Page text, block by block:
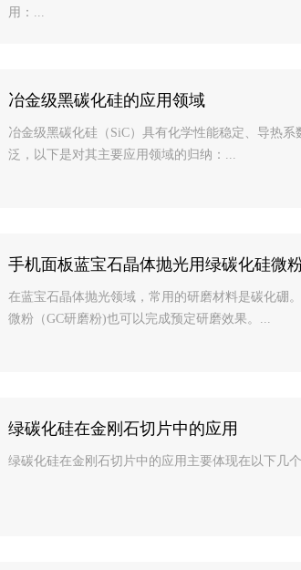
用：...
冶金级黑碳化硅的应用领域
冶金级黑碳化硅（SiC）具有化学性能稳定、导热
泛，以下是对其主要应用领域的归纳：...
手机面板蓝宝石晶体抛光用绿碳化硅微
在蓝宝石晶体抛光领域，常用的研磨材料是碳化硼
微粉（GC研磨粉)也可以完成预定研磨效果。...
绿碳化硅在金刚石切片中的应用
绿碳化硅在金刚石切片中的应用主要体现在以下几